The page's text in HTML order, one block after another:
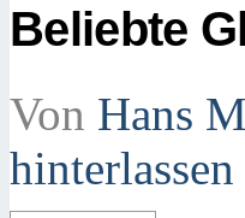
Beliebte
Von Hans
hinterlassen